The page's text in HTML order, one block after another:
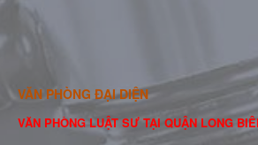
VĂN PHÒNG ĐẠI DIỆN
VĂN PHÒNG LUẬT SƯ TẠI QUẬN LONG